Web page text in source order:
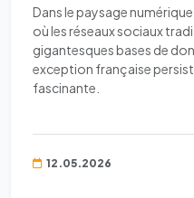
Dans le paysage
où les réseaux sociaux
gigantesques bases de
exception française
fascinante.
12.05.2026